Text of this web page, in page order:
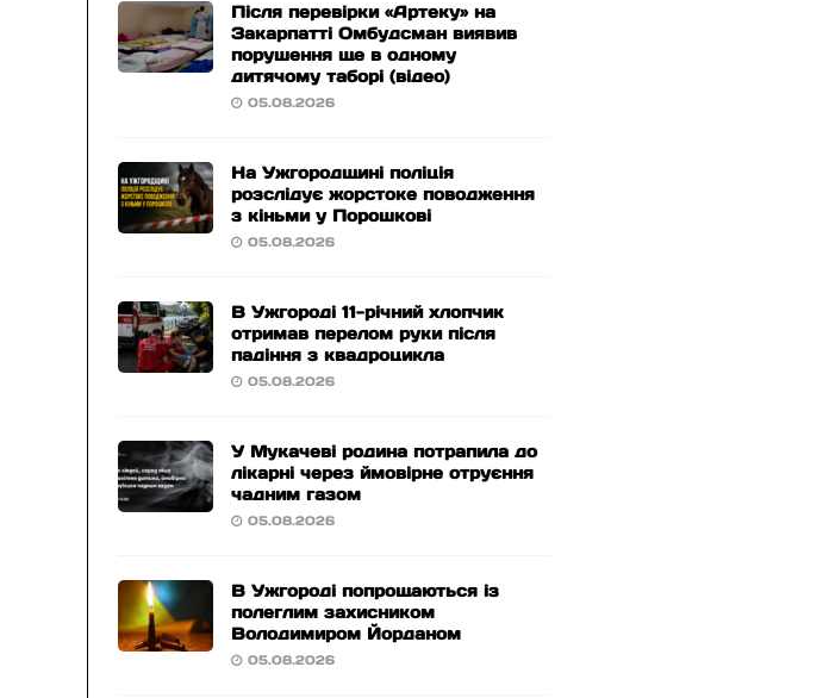
Після перевірки «Артеку» на
Закарпатті Омбудсман виявив
порушення ще в одному
дитячому таборі (відео)
05.08.2026
На Ужгородщині поліція
розслідує жорстоке поводження
з кіньми у Порошкові
05.08.2026
В Ужгороді 11-річний хлопчик
отримав перелом руки після
падіння з квадроцикла
05.08.2026
У Мукачеві родина потрапила до
лікарні через ймовірне отруєння
чадним газом
05.08.2026
В Ужгороді попрощаються із
полеглим захисником
Володимиром Йорданом
05.08.2026